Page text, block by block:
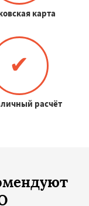
карта
✔
расчёт